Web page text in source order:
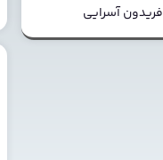
فریدون آسرایی